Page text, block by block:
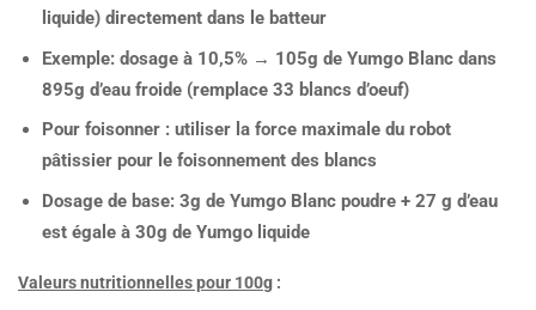
liquide) directement dans le batteur
Exemple: dosage à 10,5% → 105g de Yumgo Blanc dans
895g d’eau froide (remplace 33 blancs d’oeuf)
Pour foisonner : utiliser la force maximale du robot
pâtissier pour le foisonnement des blancs
Dosage de base: 3g de Yumgo Blanc poudre + 27 g d’eau
est égale à 30g de Yumgo liquide
Valeurs nutritionnelles pour 100g :